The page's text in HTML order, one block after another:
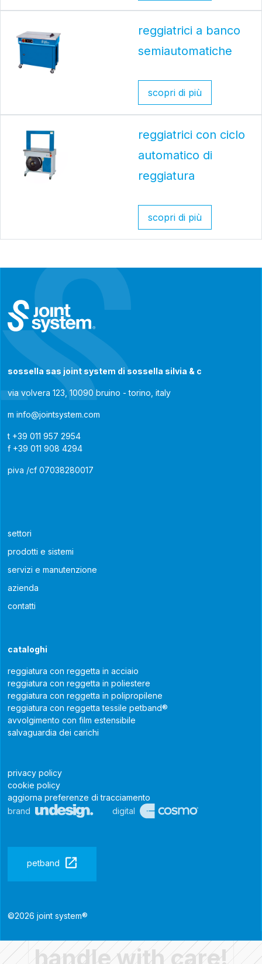
reggiatrici a banco
semiautomatiche
scopri di più
reggiatrici con ciclo
automatico di
reggiatura
scopri di più
sossella sas joint system di sossella silvia & c
via volvera 123, 10090 bruino - torino, italy
m info@jointsystem.com
t +39 011 957 2954
f +39 011 908 4294
piva /cf 07038280017
settori
prodotti e sistemi
servizi e manutenzione
azienda
contatti
cataloghi
reggiatura con reggetta in acciaio
reggiatura con reggetta in poliestere
reggiatura con reggetta in polipropilene
reggiatura con reggetta tessile petband®
avvolgimento con film estensibile
salvaguardia dei carichi
privacy policy
cookie policy
aggiorna preferenze di tracciamento
brand
digital
petband
©2026 joint system®
handle with care!